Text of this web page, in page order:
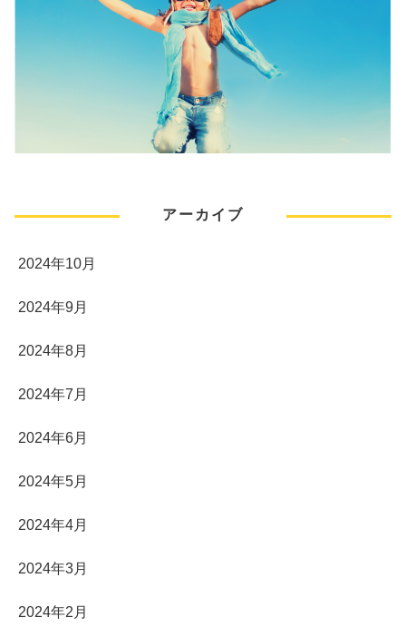
アーカイブ
2024年10月
2024年9月
2024年8月
2024年7月
2024年6月
2024年5月
2024年4月
2024年3月
2024年2月